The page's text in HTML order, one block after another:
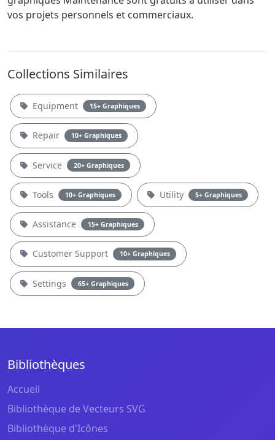
vos projets personnels et commerciaux.
Collections Similaires
Equipment 15+ Graphiques
Repair 10+ Graphiques
Service 20+ Graphiques
Tools 10+ Graphiques Utility 5+ Graphiques
Assistance 15+ Graphiques
Customer Support 10+ Graphiques
Settings 65+ Graphiques
Bibliothèques
Accueil
Bibliothèque de Vecteurs SVG
Bibliothèque d'Icônes